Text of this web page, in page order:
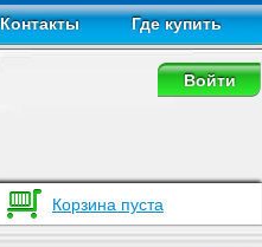
Контакты Где купить
Войти
Корзина пуста